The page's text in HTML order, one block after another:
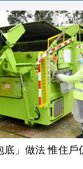
底」做法 惟住戶